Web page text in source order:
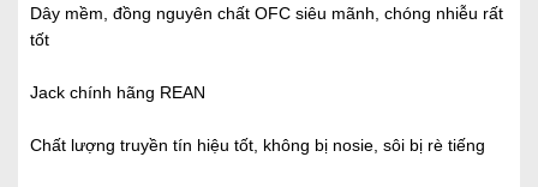
Dây mềm, đồng nguyên chất OFC siêu mãnh, chóng nhiễu rất
tốt
Jack chính hãng REAN
Chất lượng truyền tín hiệu tốt, không bị nosie, sôi bị rè tiếng